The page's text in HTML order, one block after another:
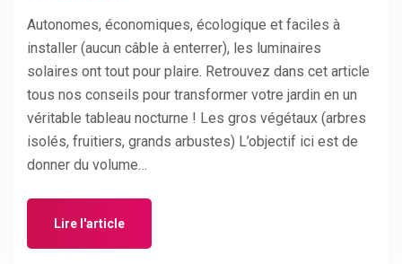
Autonomes, économiques, écologique et faciles à
installer (aucun câble à enterrer), les luminaires
solaires ont tout pour plaire. Retrouvez dans cet article
tous nos conseils pour transformer votre jardin en un
véritable tableau nocturne ! Les gros végétaux (arbres
isolés, fruitiers, grands arbustes) L’objectif ici est de
donner du volume…
Lire l'article